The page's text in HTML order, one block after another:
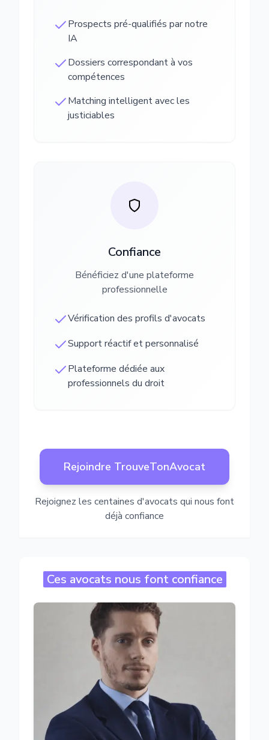
Prospects pré-qualifiés par notre
IA
Dossiers correspondant à vos
compétences
Matching intelligent avec les
justiciables
Confiance
Bénéficiez d'une plateforme
professionnelle
Vérification des profils d'avocats
Support réactif et personnalisé
Plateforme dédiée aux
professionnels du droit
Rejoindre TrouveTonAvocat
Rejoignez les centaines d'avocats qui nous font
déjà confiance
Ces avocats nous font confiance